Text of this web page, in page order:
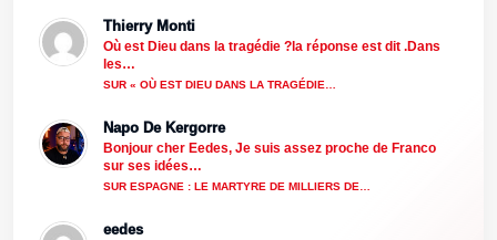
Thierry Monti
Où est Dieu dans la tragédie ?la réponse est dit .Dans
les…
SUR « OÙ EST DIEU DANS LA TRAGÉDIE…
Napo De Kergorre
Bonjour cher Eedes, Je suis assez proche de Franco
sur ses idées…
SUR ESPAGNE : LE MARTYRE DE MILLIERS DE…
eedes